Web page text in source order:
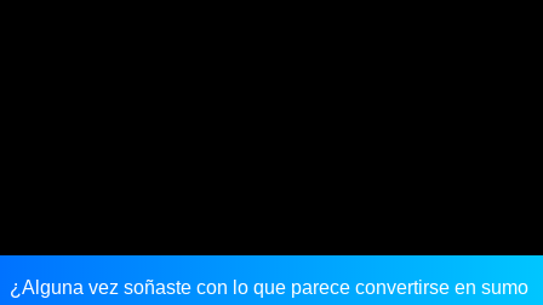
¿Alguna vez soñaste con lo que parece convertirse en sumo